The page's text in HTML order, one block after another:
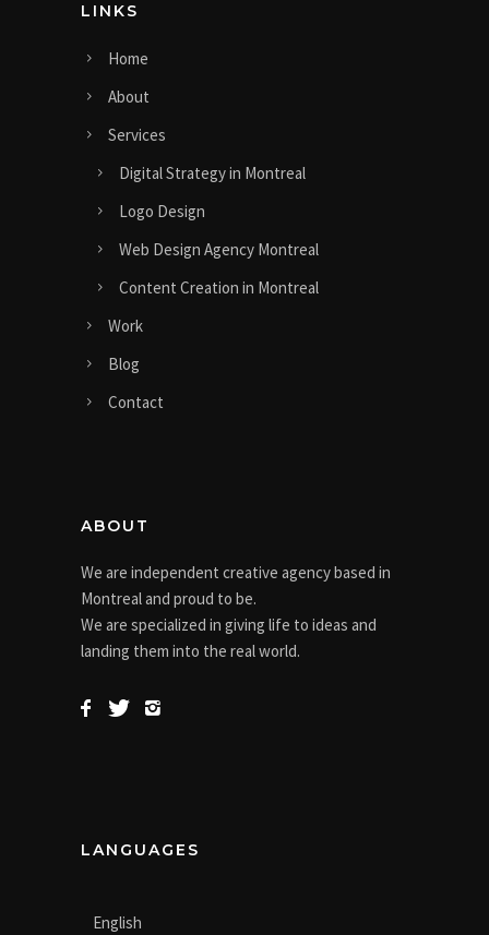
LINKS
Home
About
Services
Digital Strategy in Montreal
Logo Design
Web Design Agency Montreal
Content Creation in Montreal
Work
Blog
Contact
ABOUT
We are independent creative agency based in
Montreal and proud to be.
We are specialized in giving life to ideas and
landing them into the real world.
LANGUAGES
English